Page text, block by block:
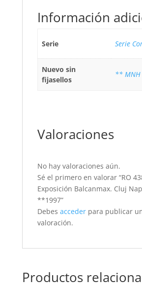
Información
Serie Serie
Nuevo sin
fijasellos
** MNH
Valoraciones
No hay valoraciones aún.
Sé el primero en valorar “RO
Exposición Balcanmax. Cluj
**1997”
Debes accederpara publicar
valoración.
Productos